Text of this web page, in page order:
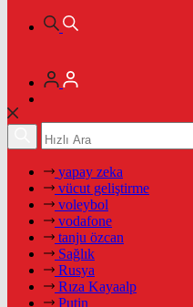
yapay zeka
vücut geliştirme
voleybol
vodafone
tanju özcan
Sağlık
Rusya
Rıza Kayaalp
Putin